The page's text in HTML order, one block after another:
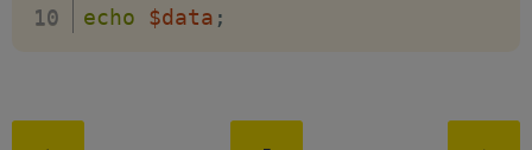
echo
$data ;